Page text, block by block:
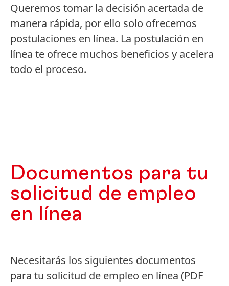
Queremos tomar la decisión acertada de
manera rápida, por ello solo ofrecemos
postulaciones en línea. La postulación en
línea te ofrece muchos beneficios y acelera
todo el proceso.
Documentos para tu
solicitud de empleo
en línea
Necesitarás los siguientes documentos
para tu solicitud de empleo en línea (PDF